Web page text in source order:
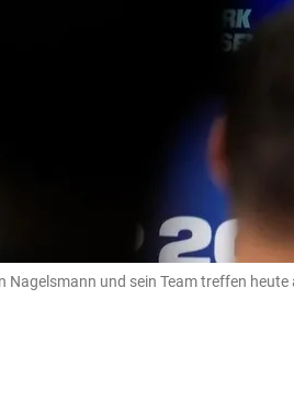
und sein Team treffen